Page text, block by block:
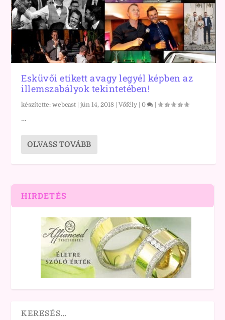
Esküvői etikett avagy legyél képben az
illemszabályok tekintetében!
készítette:webcast |jún 14, 2018 |Vőfély |0 |
…
OLVASS TOVÁBB
HIRDETÉS